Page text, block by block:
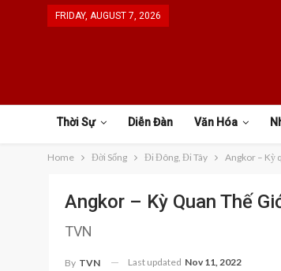
FRIDAY, AUGUST 7, 2026
Thời Sự Diễn Đàn Văn Hóa
Home Đời Sống Đi Đông, Đi Tây Angkor – Kỳ
Angkor – Kỳ Quan Thế
TVN
By TVN Last updated Nov 11, 2022